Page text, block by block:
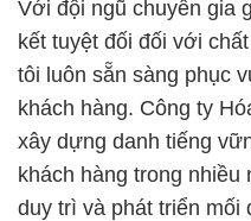
Với đội ngũ chuyên gia
kết tuyệt đối đối với
tôi luôn sẵn sàng phục
khách hàng. Công ty
xây dựng danh tiếng
khách hàng trong nhiều
duy trì và phát triển mối